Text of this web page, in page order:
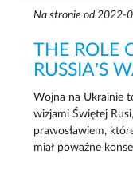
Na stronie od 2022-
THE ROLE
RUSSIA’S
Wojna na Ukrainie
wizjami Świętej
prawosławiem,
miał poważne